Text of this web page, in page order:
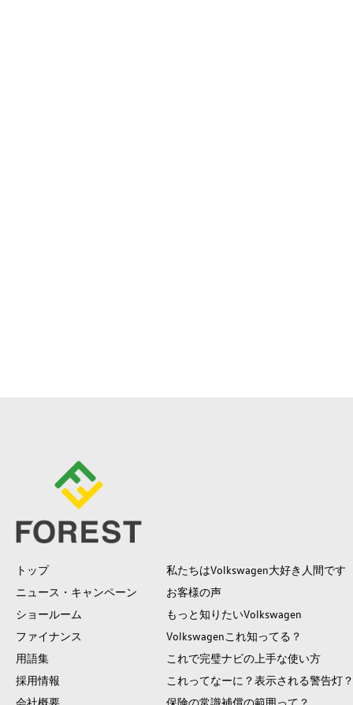
トップ
ニュース・キャンペーン
ショールーム
ファイナンス
用語集
採用情報
私たちはVolkswagen大好き人間です
お客様の声
もっと知りたいVolkswagen
Volkswagenこれ知ってる？
これで完璧ナビの上手な使い方
これってなーに？表示される警告灯？